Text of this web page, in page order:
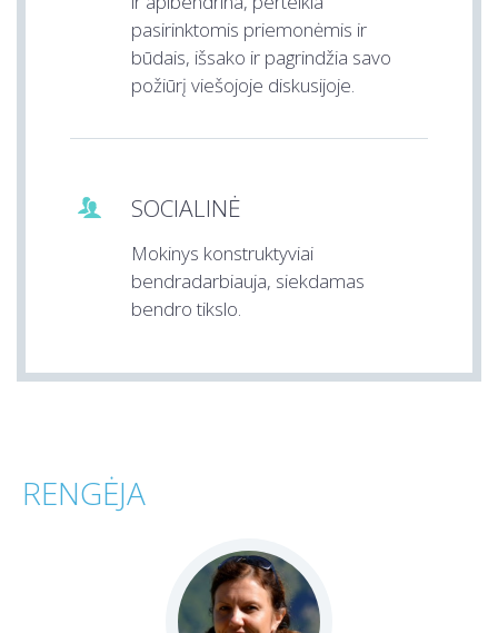
pasirinktomis priemonėmis ir
būdais, išsako ir pagrindžia savo
požiūrį viešojoje diskusijoje.
 SOCIALINĖ
Mokinys konstruktyviai
bendradarbiauja, siekdamas
bendro tikslo.
RENGĖJA